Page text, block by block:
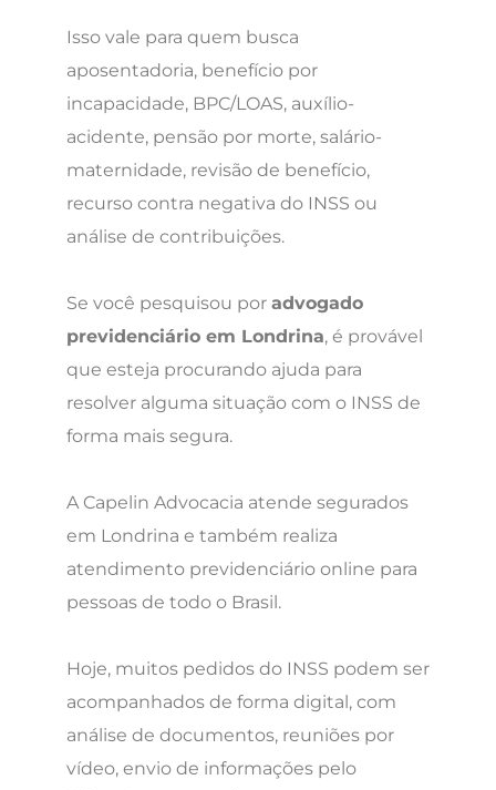
Isso vale para quem busca
aposentadoria, benefício por
incapacidade, BPC/LOAS, auxílio-
acidente, pensão por morte, salário-
maternidade, revisão de benefício,
recurso contra negativa do INSS ou
análise de contribuições.
Se você pesquisou por advogado
previdenciário em Londrina, é provável
que esteja procurando ajuda para
resolver alguma situação com o INSS de
forma mais segura.
A Capelin Advocacia atende segurados
em Londrina e também realiza
atendimento previdenciário online para
pessoas de todo o Brasil.
Hoje, muitos pedidos do INSS podem ser
acompanhados de forma digital, com
análise de documentos, reuniões por
vídeo, envio de informações pelo